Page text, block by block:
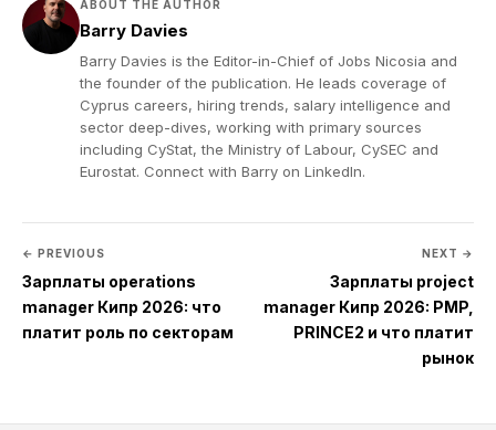
ABOUT THE AUTHOR
Barry Davies
Barry Davies is the Editor-in-Chief of Jobs Nicosia and
the founder of the publication. He leads coverage of
Cyprus careers, hiring trends, salary intelligence and
sector deep-dives, working with primary sources
including CyStat, the Ministry of Labour, CySEC and
Eurostat. Connect with Barry on LinkedIn.
← PREVIOUS
Зарплаты operations
manager Кипр 2026: что
платит роль по секторам
NEXT →
Зарплаты project
manager Кипр 2026: PMP,
PRINCE2 и что платит
рынок